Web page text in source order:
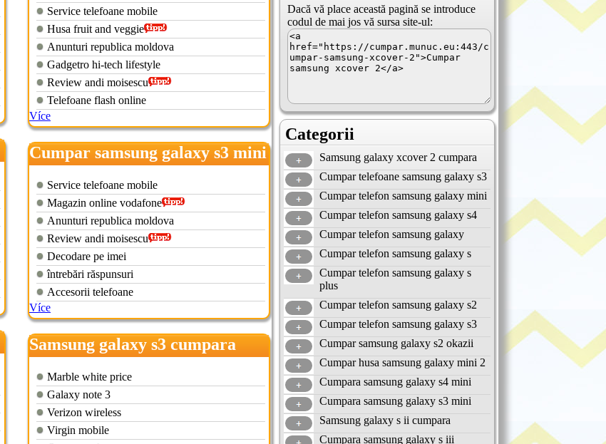
Service telefoane mobile
Husa fruit and veggie
Anunturi republica moldova
Gadgetro hi-tech lifestyle
Review andi moisescu
Telefoane flash online
Více
Cumpar samsung galaxy s3 mini
Service telefoane mobile
Magazin online vodafone
Anunturi republica moldova
Review andi moisescu
Decodare pe imei
întrebări răspunsuri
Accesorii telefoane
Více
Samsung galaxy s3 cumpara
online
Marble white price
Galaxy note 3
Verizon wireless
Virgin mobile
Dacă vă place această pagină se introduce
codul de mai jos vă sursa site-ul:
Categorii
Samsung galaxy xcover 2 cumpara
Cumpar telefoane samsung galaxy s3
Cumpar telefon samsung galaxy mini
Cumpar telefon samsung galaxy s4
Cumpar telefon samsung galaxy
Cumpar telefon samsung galaxy s
Cumpar telefon samsung galaxy s
plus
Cumpar telefon samsung galaxy s2
Cumpar telefon samsung galaxy s3
Cumpar samsung galaxy s2 okazii
Cumpar husa samsung galaxy mini 2
Cumpara samsung galaxy s4 mini
Cumpara samsung galaxy s3 mini
Samsung galaxy s ii cumpara
Cumpara samsung galaxy s iii